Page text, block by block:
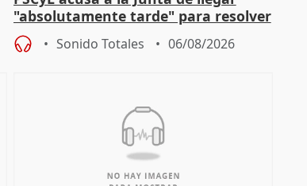
"absolutamente tarde" para resolver
problemas como Newcastle
Sonido Totales 06/08/2026